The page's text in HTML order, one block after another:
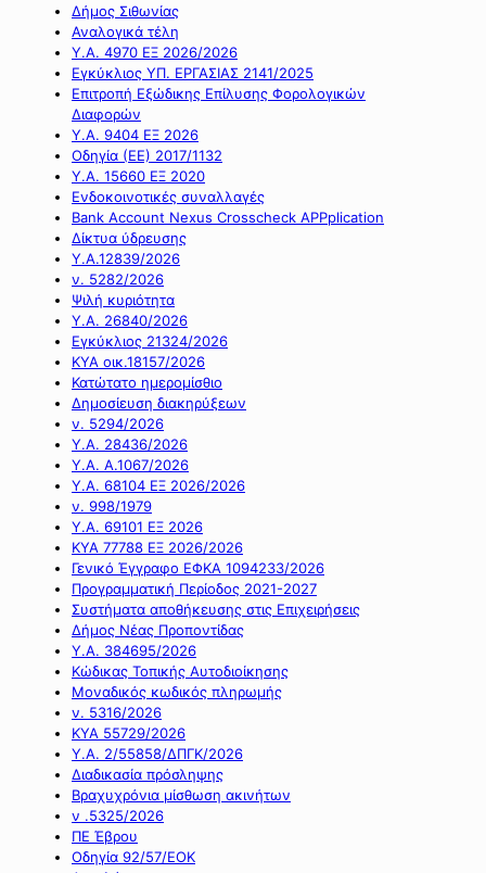
Δήμος Σιθωνίας
Αναλογικά τέλη
Υ.Α. 4970 ΕΞ 2026/2026
Εγκύκλιος ΥΠ. ΕΡΓΑΣΙΑΣ 2141/2025
Επιτροπή Εξώδικης Επίλυσης Φορολογικών
Διαφορών
Υ.Α. 9404 ΕΞ 2026
Οδηγία (ΕΕ) 2017/1132
Υ.Α. 15660 ΕΞ 2020
Ενδοκοινοτικές συναλλαγές
Bank Account Nexus Crosscheck APPplication
Δίκτυα ύδρευσης
Υ.Α.12839/2026
ν. 5282/2026
Ψιλή κυριότητα
Υ.Α. 26840/2026
Εγκύκλιος 21324/2026
ΚΥΑ οικ.18157/2026
Κατώτατο ημερομίσθιο
Δημοσίευση διακηρύξεων
ν. 5294/2026
Υ.Α. 28436/2026
Υ.Α. Α.1067/2026
Υ.Α. 68104 ΕΞ 2026/2026
ν. 998/1979
Υ.Α. 69101 ΕΞ 2026
ΚΥΑ 77788 ΕΞ 2026/2026
Γενικό Έγγραφο ΕΦΚΑ 1094233/2026
Προγραμματική Περίοδος 2021-2027
Συστήματα αποθήκευσης στις Επιχειρήσεις
Δήμος Νέας Προποντίδας
Υ.Α. 384695/2026
Κώδικας Τοπικής Αυτοδιοίκησης
Μοναδικός κωδικός πληρωμής
ν. 5316/2026
ΚΥΑ 55729/2026
Υ.Α. 2/55858/ΔΠΓΚ/2026
Διαδικασία πρόσληψης
Βραχυχρόνια μίσθωση ακινήτων
ν .5325/2026
ΠΕ Έβρου
Οδηγία 92/57/ΕΟΚ